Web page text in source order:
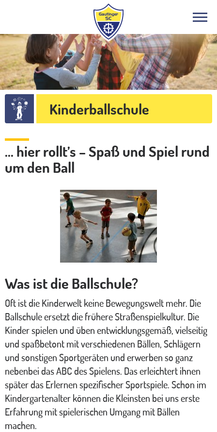
Kinderballschule
... hier rollt’s – Spaß und Spiel rund
um den Ball
Was ist die Ballschule?
Oft ist die Kinderwelt keine Bewegungswelt mehr. Die
Ballschule ersetzt die frühere Straßenspielkultur. Die
Kinder spielen und üben entwicklungsgemäß, vielseitig
und spaßbetont mit verschiedenen Bällen, Schlägern
und sonstigen Sportgeräten und erwerben so ganz
nebenbei das ABC des Spielens. Das erleichtert ihnen
später das Erlernen spezifischer Sportspiele. Schon im
Kindergartenalter können die Kleinsten bei uns erste
Erfahrung mit spielerischen Umgang mit Bällen
machen.